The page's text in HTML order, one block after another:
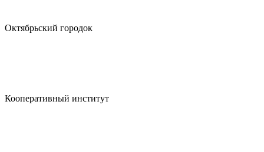
Октябрьский городок
Кооперативный институт